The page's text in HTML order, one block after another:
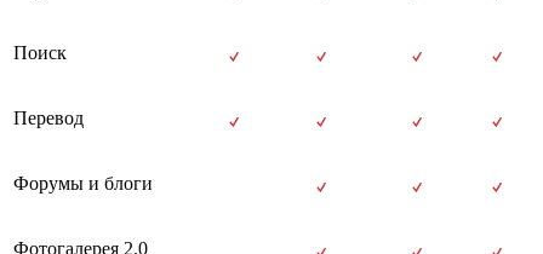
Поиск
Перевод
Форумы и блоги
Фотогалерея 2.0